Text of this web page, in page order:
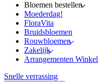
Bloemen bestellen
Moederdag!
FloraVita
Bruidsbloemen
Rouwbloemen
Zakelijk
Arrangementen Winkel
Snelle verrassing